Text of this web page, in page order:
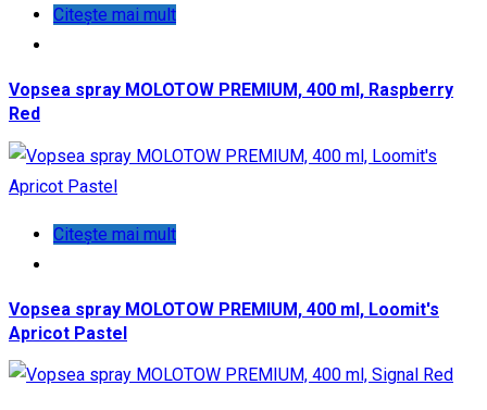
Citește mai mult
Vopsea spray MOLOTOW PREMIUM, 400 ml, Raspberry
Red
Citește mai mult
Vopsea spray MOLOTOW PREMIUM, 400 ml, Loomit's
Apricot Pastel